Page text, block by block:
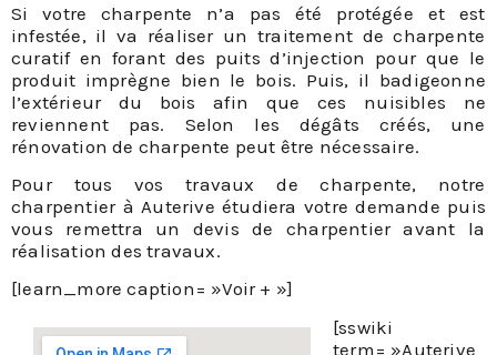
Si votre charpente n’a pas été protégée et est
infestée, il va réaliser un traitement de charpente
curatif en forant des puits d’injection pour que le
produit imprègne bien le bois. Puis, il badigeonne
l’extérieur du bois afin que ces nuisibles ne
reviennent pas. Selon les dégâts créés, une
rénovation de charpente peut être nécessaire.
Pour tous vos travaux de charpente, notre
charpentier à Auterive étudiera votre demande puis
vous remettra un devis de charpentier avant la
réalisation des travaux.
[learn_more caption= »Voir + »]
[sswiki
term= »Auterive